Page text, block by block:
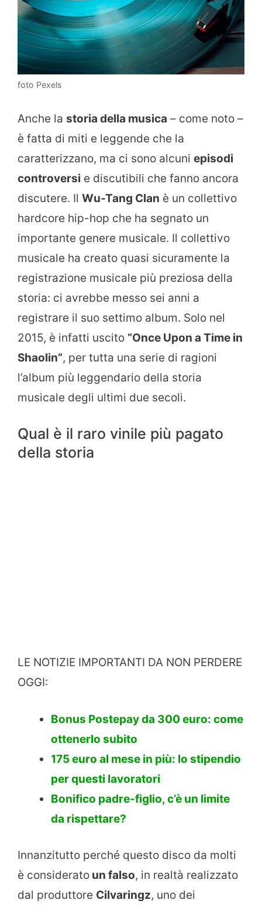
foto Pexels
Anche la storia della musica – come noto –
è fatta di miti e leggende che la
caratterizzano, ma ci sono alcuni episodi
controversi e discutibili che fanno ancora
discutere. Il Wu-Tang Clan è un collettivo
hardcore hip-hop che ha segnato un
importante genere musicale. Il collettivo
musicale ha creato quasi sicuramente la
registrazione musicale più preziosa della
storia: ci avrebbe messo sei anni a
registrare il suo settimo album. Solo nel
2015, è infatti uscito “Once Upon a Time in
Shaolin”, per tutta una serie di ragioni
l’album più leggendario della storia
musicale degli ultimi due secoli.
Qual è il raro vinile più pagato
della storia
LE NOTIZIE IMPORTANTI DA NON PERDERE
OGGI:
Bonus Postepay da 300 euro: come
ottenerlo subito
175 euro al mese in più: lo stipendio
per questi lavoratori
Bonifico padre-figlio, c’è un limite
da rispettare?
Innanzitutto perché questo disco da molti
è considerato un falso, in realtà realizzato
dal produttore Cilvaringz, uno dei